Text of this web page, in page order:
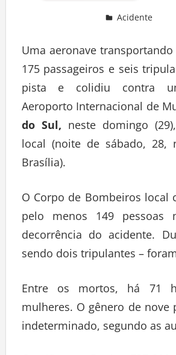
Acidente
Uma aeronave transportando
175 passageiros e seis
pista e colidiu contra
Aeroporto Internacional de
do Sul, neste domingo
local (noite de sábado, 28,
Brasília).
O Corpo de Bombeiros local
pelo menos 149 pessoas
decorrência do acidente.
sendo dois tripulantes –
Entre os mortos, há 71
mulheres. O gênero de nove
indeterminado, segundo as